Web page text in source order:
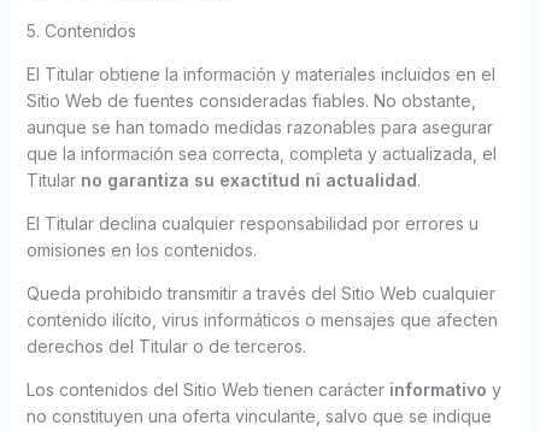
5. Contenidos
El Titular obtiene la información y materiales incluidos en el
Sitio Web de fuentes consideradas fiables. No obstante,
aunque se han tomado medidas razonables para asegurar
que la información sea correcta, completa y actualizada, el
Titular no garantiza su exactitud ni actualidad.
El Titular declina cualquier responsabilidad por errores u
omisiones en los contenidos.
Queda prohibido transmitir a través del Sitio Web cualquier
contenido ilícito, virus informáticos o mensajes que afecten
derechos del Titular o de terceros.
Los contenidos del Sitio Web tienen carácter informativo y
no constituyen una oferta vinculante, salvo que se indique